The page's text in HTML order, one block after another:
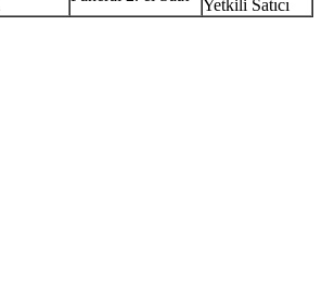
Yetkili Satıcı